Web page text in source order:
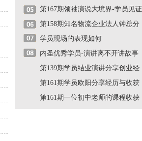
第167期领袖演说大境界-学员见证
第158期知名物流企业法人钟总分
学员现场的表现如何
内圣优秀学员-演讲离不开讲故事
第139期学员结业演讲分享创业经
第161期学员欧阳分享经历与收获
第161期一位初中老师的课程收获